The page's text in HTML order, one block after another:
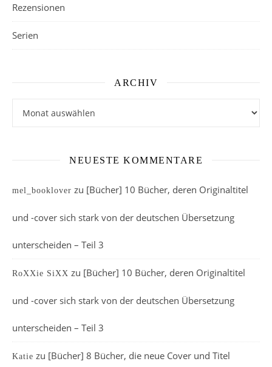
Rezensionen
Serien
ARCHIV
NEUESTE KOMMENTARE
mel_booklover zu [Bücher] 10 Bücher, deren Originaltitel
und -cover sich stark von der deutschen Übersetzung
unterscheiden – Teil 3
RoXXie SiXX zu [Bücher] 10 Bücher, deren Originaltitel
und -cover sich stark von der deutschen Übersetzung
unterscheiden – Teil 3
Katie zu [Bücher] 8 Bücher, die neue Cover und Titel